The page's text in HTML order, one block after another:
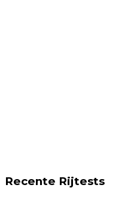
Recente Rijtests